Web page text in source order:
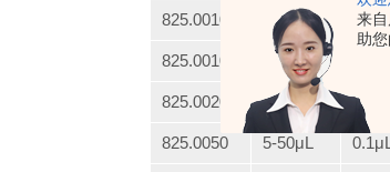
来
助
825.0010 0.5-10μL
825.0010Y 1-10μL
825.0020 2-20μL
825.0050 5-50μL 0.1μL